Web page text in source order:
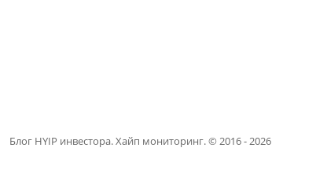
Блог HYIP инвестора. Хайп мониторинг. © 2016 - 2026